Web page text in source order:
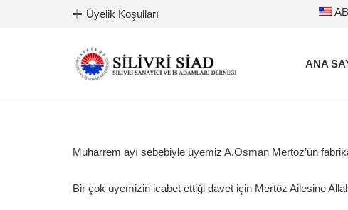
Üyelik Koşulları
ANA
Muharrem ayı sebebiyle üyemiz A.Osman Mertöz’ün
Bir çok üyemizin icabet ettiği davet için Mertöz Ailesine